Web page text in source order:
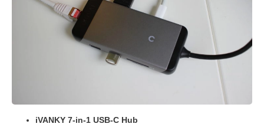
iVANKY 7-in-1 USB-C Hub